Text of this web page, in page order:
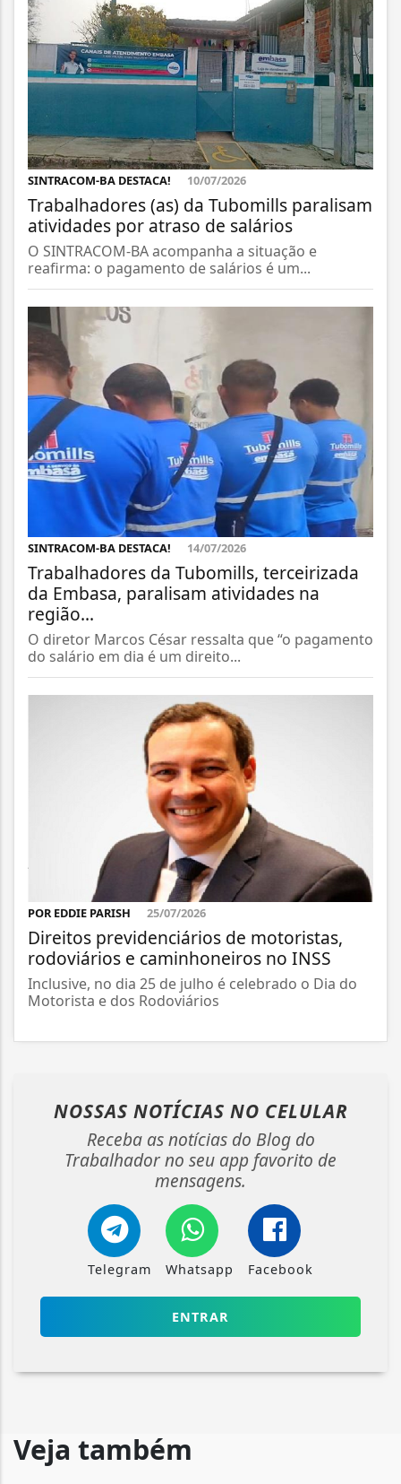
SINTRACOM-BA DESTACA! 10/07/2026
Trabalhadores (as) da Tubomills paralisam
atividades por atraso de salários
O SINTRACOM-BA acompanha a situação e
reafirma: o pagamento de salários é um...
SINTRACOM-BA DESTACA! 14/07/2026
Trabalhadores da Tubomills, terceirizada
da Embasa, paralisam atividades na
região...
O diretor Marcos César ressalta que “o pagamento
do salário em dia é um direito...
POR EDDIE PARISH 25/07/2026
Direitos previdenciários de motoristas,
rodoviários e caminhoneiros no INSS
Inclusive, no dia 25 de julho é celebrado o Dia do
Motorista e dos Rodoviários
NOSSAS NOTÍCIAS NO CELULAR
Receba as notícias do Blog do
Trabalhador no seu app favorito de
mensagens.
Telegram Whatsapp Facebook
ENTRAR
Veja também